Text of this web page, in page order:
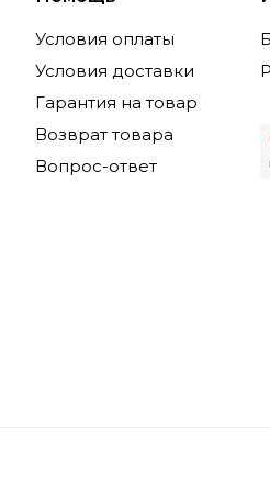
Условия оплаты
Условия доставки
Гарантия на товар
Возврат товара
Вопрос-ответ